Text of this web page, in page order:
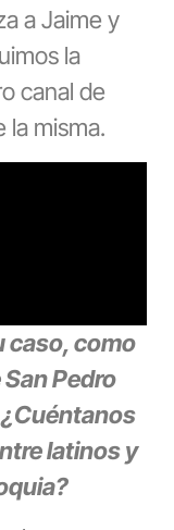
a Jaime y
la
canal de
la misma.
caso, como
Pedro
latinos y